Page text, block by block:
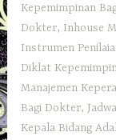
Kepemimpinan
Dokter, Inhouse
Instrumen
Diklat
Manajemen
Bagi Dokter,
Kepala Bidang